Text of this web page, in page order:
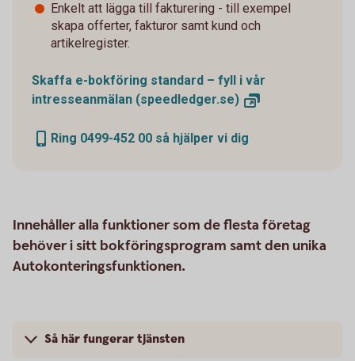
Enkelt att lägga till fakturering - till exempel
skapa offerter, fakturor samt kund och
artikelregister.
Skaffa e-bokföring standard – fyll i vår
intresseanmälan (speedledger.se)
Ring 0499-452 00 så hjälper vi dig
Innehåller alla funktioner som de flesta företag
behöver i sitt bokföringsprogram samt den unika
Autokonteringsfunktionen.
Så här fungerar tjänsten